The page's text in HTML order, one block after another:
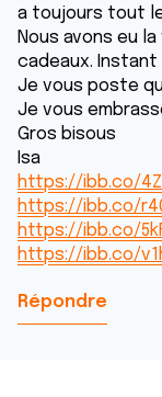
a toujours tout
Nous avons eu
cadeaux. Instant
Je vous poste
Je vous
Gros bisous
Isa
https://ibb.co/
https://ibb.co/
https://ibb.co/
https://ibb.co/
Répondre